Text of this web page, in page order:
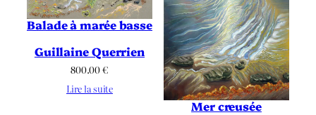
Balade à marée basse
Guillaine Querrien
800.00€
Lire la suite
Mer creusée